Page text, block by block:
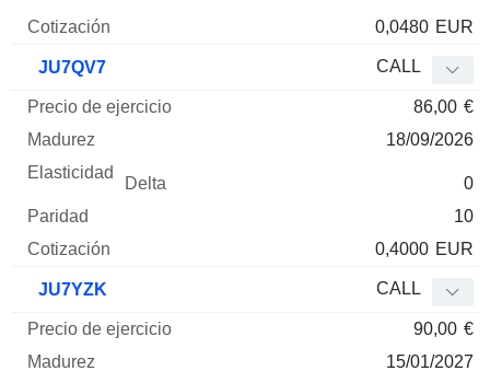
0,0480 EUR
JU7QV7 CALL
86,00 €
18/09/2026
0
10
0,4000 EUR
JU7YZK CALL
90,00 €
15/01/2027